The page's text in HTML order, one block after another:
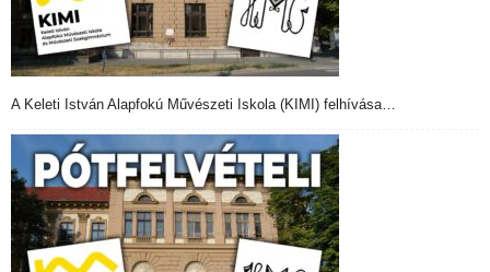
A Keleti István Alapfokú Művészeti Iskola (KIMI) felhívása…